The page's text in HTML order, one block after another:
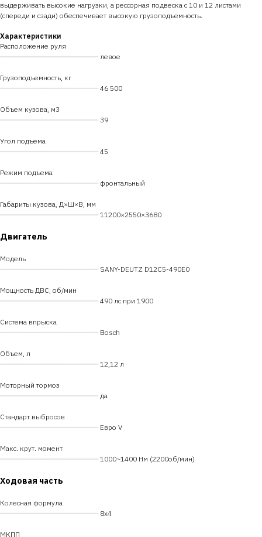
выдерживать высокие нагрузки, а рессорная подвеска с 10 и 12 листами
(спереди и сзади) обеспечивает высокую грузоподъемность.
Характеристики
Расположение руля
━━━━━━━━━━━━━━━━━━━━━━━━ левое
Грузоподъемность, кг
━━━━━━━━━━━━━━━━━━━━━━━━ 46 500
Объем кузова, м3
━━━━━━━━━━━━━━━━━━━━━━━━ 39
Угол подъема
━━━━━━━━━━━━━━━━━━━━━━━━ 45
Режим подъема
━━━━━━━━━━━━━━━━━━━━━━━━ фронтальный
Габариты кузова, Д×Ш×В, мм
━━━━━━━━━━━━━━━━━━━━━━━━ 11200×2550×3680
Двигатель
Модель
━━━━━━━━━━━━━━━━━━━━━━━━ SANY-DEUTZ D12C5-490E0
Мощность ДВС, об/мин
━━━━━━━━━━━━━━━━━━━━━━━━ 490 лс при 1900
Система впрыска
━━━━━━━━━━━━━━━━━━━━━━━━ Bosch
Объем, л
━━━━━━━━━━━━━━━━━━━━━━━━ 12,12 л
Моторный тормоз
━━━━━━━━━━━━━━━━━━━━━━━━ да
Стандарт выбросов
━━━━━━━━━━━━━━━━━━━━━━━━ Евро V
Макс. крут. момент
━━━━━━━━━━━━━━━━━━━━━━━━ 1000~1400 Нм (2200об/мин)
Ходовая часть
Колесная формула
━━━━━━━━━━━━━━━━━━━━━━━━ 8х4
МКПП